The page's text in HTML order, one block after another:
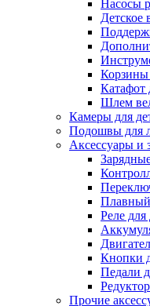
Насосы
Детское
Корзины
Катафот
Шлем
Камеры для
Подошвы для
Аксессуары и
Плавный
Реле для
Кнопки
Педали
Прочие